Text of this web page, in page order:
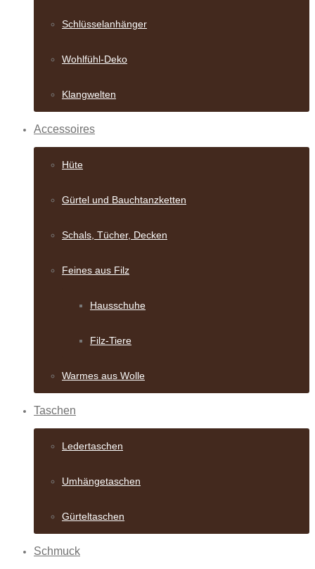
Schlüsselanhänger
Wohlfühl-Deko
Klangwelten
Accessoires
Hüte
Gürtel und Bauch­tanzketten
Schals, Tücher, Decken
Feines aus Filz
Hausschuhe
Filz-Tiere
Warmes aus Wolle
Taschen
Ledertaschen
Umhängetaschen
Gürteltaschen
Schmuck